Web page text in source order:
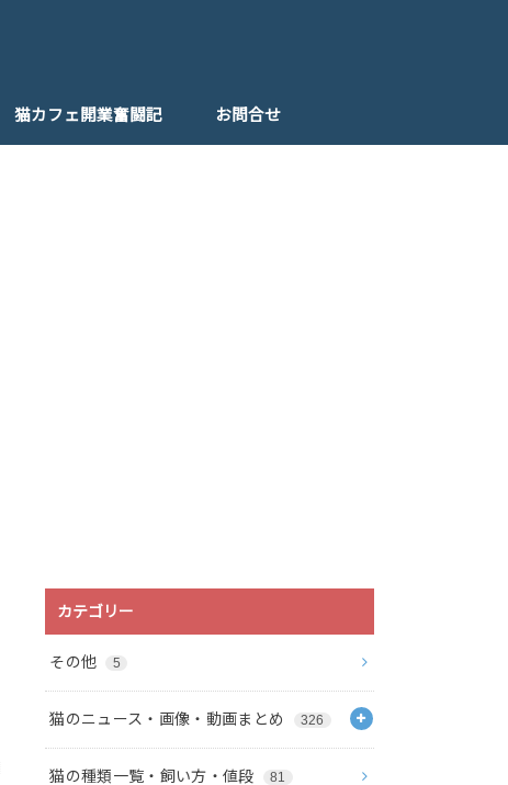
猫カフェ開業奮闘記 お問合せ
カテゴリー
その他 5
猫のニュース・画像・動画まとめ 326
猫の種類一覧・飼い方・値段 81